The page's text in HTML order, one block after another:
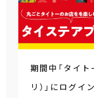
期間中「タイ
リ）」にログ